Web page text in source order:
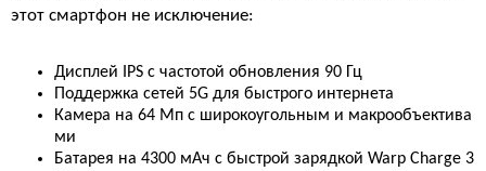
этот смартфон не исключение:
Дисплей IPS с частотой обновления 90 Гц
Поддержка сетей 5G для быстрого интернета
Камера на 64 Мп с широкоугольным и макрообъектива
ми
Батарея на 4300 мАч с быстрой зарядкой Warp Charge 3